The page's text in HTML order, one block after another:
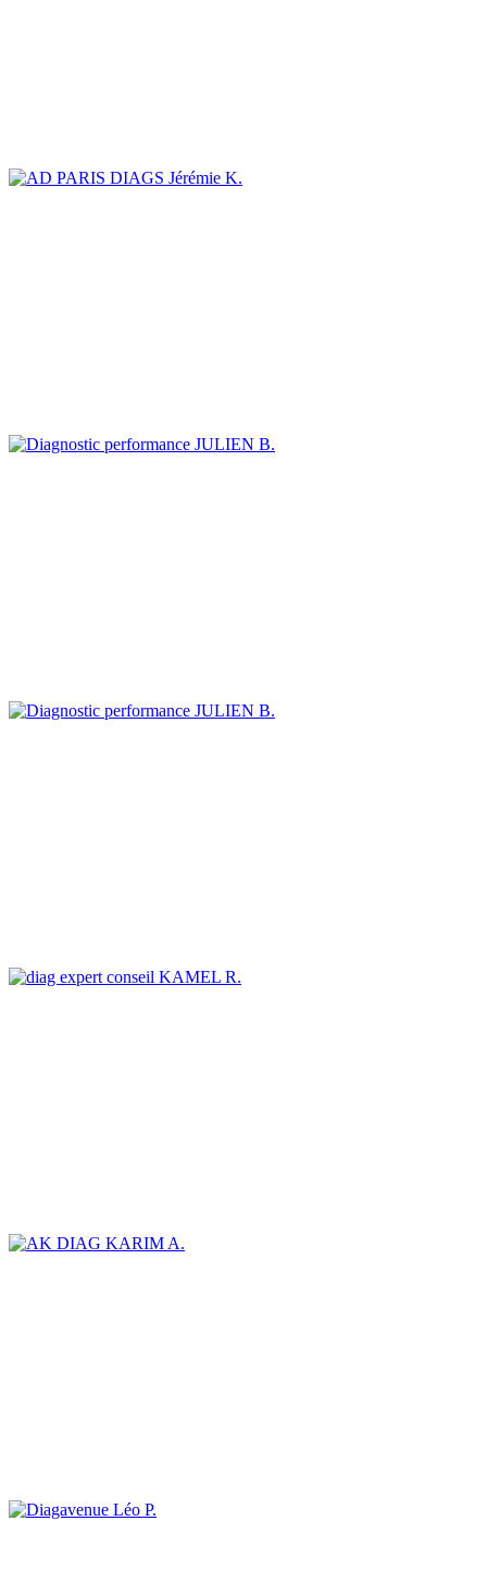
Jérémie K.
JULIEN B.
JULIEN B.
KAMEL R.
KARIM A.
Léo P.